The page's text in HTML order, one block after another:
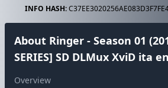
INFO HASH:
About Ringer - Season 01
SERIES] SD DLMux XviD ita
Overview